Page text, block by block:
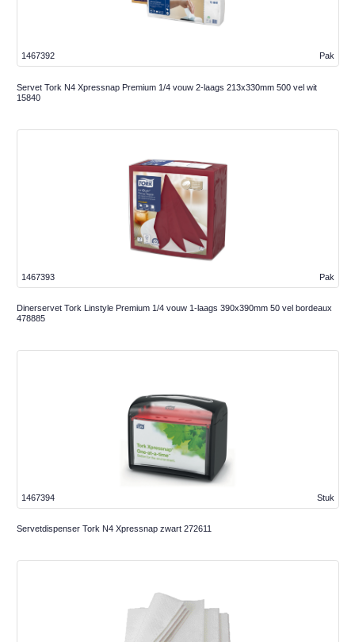
Pak
1467392
Servet Tork N4 Xpressnap Premium 1/4 vouw 2-laags 213x330mm 500 vel wit
15840
Pak
1467393
Dinerservet Tork Linstyle Premium 1/4 vouw 1-laags 390x390mm 50 vel bordeaux
478885
Stuk
1467394
Servetdispenser Tork N4 Xpressnap zwart 272611